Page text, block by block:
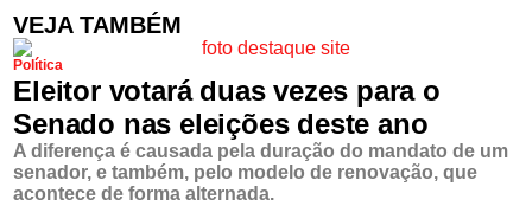
VEJA TAMBÉM
Política
Eleitor votará duas vezes para o
Senado nas eleições deste ano
A diferença é causada pela duração do mandato de um
senador, e também, pelo modelo de renovação, que
acontece de forma alternada.